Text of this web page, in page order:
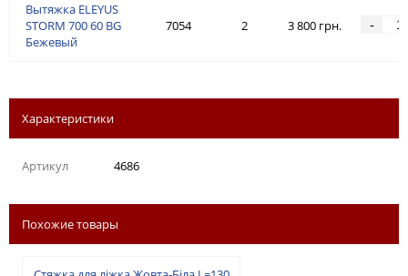
Вытяжка ELEYUS
STORM 700 60 BG
Бежевый
7054 2 3 800 грн. -
Характеристики
Артикул 4686
Похожие товары